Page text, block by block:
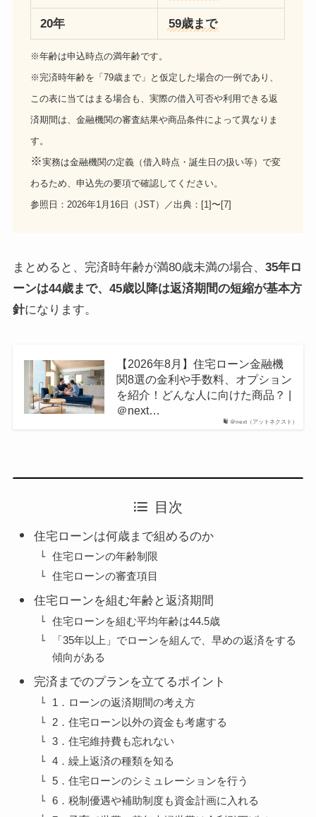
20年 59歳まで
※年齢は申込時点の満年齢です。
※完済時年齢を「79歳まで」と仮定した場合の一例であり、
この表に当てはまる場合も、実際の借入可否や利用できる返
済期間は、金融機関の審査結果や商品条件によって異なりま
す。
※実務は金融機関の定義（借入時点・誕生日の扱い等）で変
わるため、申込先の要項で確認してください。
参照日：2026年1月16日（JST）／出典：[1]〜[7]
まとめると、完済時年齢が満80歳未満の場合、 35年ロ
ーンは44歳まで、45歳以降は返済期間の短縮が基本方
針になります。
＠next（アットネクスト）
【2026年8月】住宅ローン金融機
関8選の金利や手数料、オプション
を紹介！どんな人に向けた商品？ |
＠next…
目次
住宅ローンは何歳まで組めるのか
住宅ローンの年齢制限
住宅ローンの審査項目
住宅ローンを組む年齢と返済期間
住宅ローンを組む平均年齢は44.5歳
「35年以上」でローンを組んで、早めの返済をする
傾向がある
完済までのプランを立てるポイント
1．ローンの返済期間の考え方
2．住宅ローン以外の資金も考慮する
3．住宅維持費も忘れない
4．繰上返済の種類を知る
5．住宅ローンのシミュレーションを行う
6．税制優遇や補助制度も資金計画に入れる